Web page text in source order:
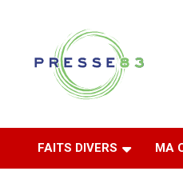
Presse 83
FAITS DIVERS MA